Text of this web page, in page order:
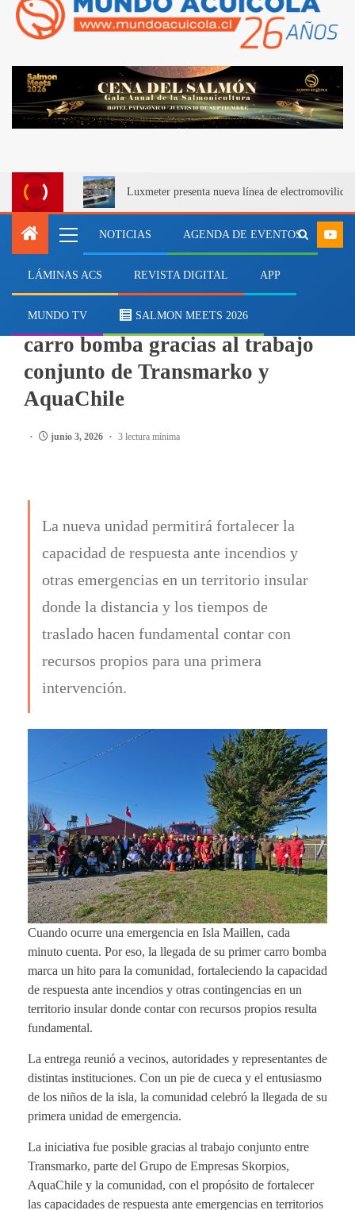
Luxmeter presenta nueva línea de
NOTICIAS AGENDA DE EVENTOS
LÁMINAS ACS REVISTA DIGITAL APP
MUNDO TV SALMON MEETS 2026
Isla Maillen recibe su primer
carro bomba gracias al trabajo
conjunto de Transmarko y
AquaChile
junio 3, 2026 3 lectura mínima
La nueva unidad permitirá fortalecer la
capacidad de respuesta ante incendios y
otras emergencias en un territorio insular
donde la distancia y los tiempos de
traslado hacen fundamental contar con
recursos propios para una primera
intervención.
Cuando ocurre una emergencia en Isla Maillen, cada
minuto cuenta. Por eso, la llegada de su primer carro bomba
marca un hito para la comunidad, fortaleciendo la capacidad
de respuesta ante incendios y otras contingencias en un
territorio insular donde contar con recursos propios resulta
fundamental.
La entrega reunió a vecinos, autoridades y representantes de
distintas instituciones. Con un pie de cueca y el entusiasmo
de los niños de la isla, la comunidad celebró la llegada de su
primera unidad de emergencia.
La iniciativa fue posible gracias al trabajo conjunto entre
Transmarko, parte del Grupo de Empresas Skorpios,
AquaChile y la comunidad, con el propósito de fortalecer
las capacidades de respuesta ante emergencias en territorios